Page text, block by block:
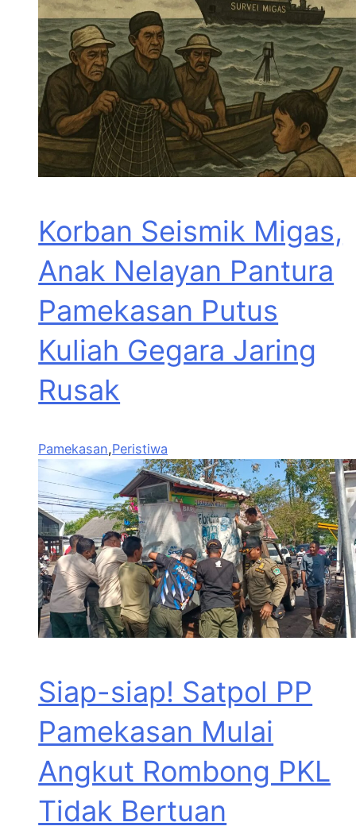
Korban Seismik Migas,
Anak Nelayan Pantura
Pamekasan Putus
Kuliah Gegara Jaring
Rusak
Pamekasan,Peristiwa
Siap-siap! Satpol PP
Pamekasan Mulai
Angkut Rombong PKL
Tidak Bertuan